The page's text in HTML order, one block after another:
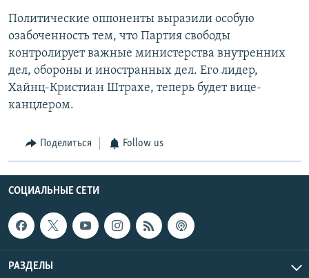
Политические оппоненты выразили особую
озабоченность тем, что Партия свободы
контролирует важные министерства внутренних
дел, обороны и иностранных дел. Его лидер,
Хайнц-Кристиан Штрахе, теперь будет вице-
канцлером.
Поделиться Follow us
СОЦИАЛЬНЫЕ СЕТИ
РАЗДЕЛЫ